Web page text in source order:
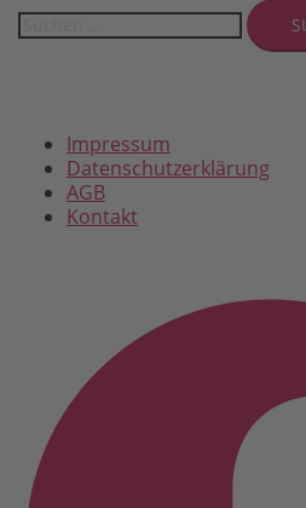
Suchen
nach:
Impressum
Datenschutzerklärung
AGB
Kontakt